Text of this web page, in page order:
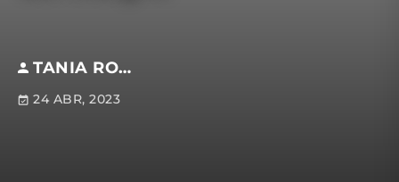
TANIA RODRÍGUEZ BECERRIL
24 ABR, 2023